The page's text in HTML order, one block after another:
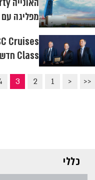
מפליגה עם
Class חדשות יצטרפו לצי
<<
<
1
2
3
כללי